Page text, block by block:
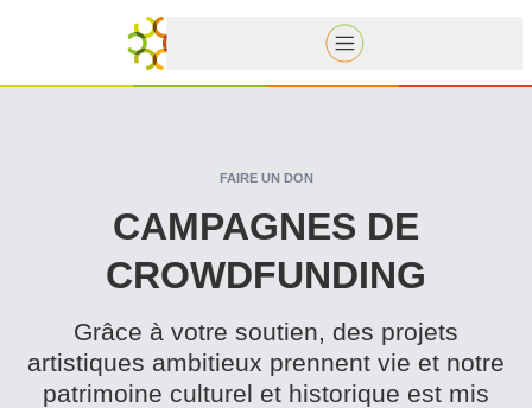
FAIRE UN DON
CAMPAGNES DE
CROWDFUNDING
Grâce à votre soutien, des projets
artistiques ambitieux prennent vie et notre
patrimoine culturel et historique est mis